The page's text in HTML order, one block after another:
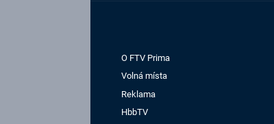
O FTV Prima
Volná místa
Reklama
HbbTV